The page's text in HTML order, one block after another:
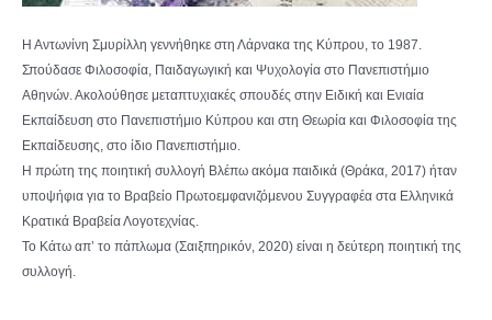
Η Αντωνίνη Σμυρίλλη γεννήθηκε στη Λάρνακα της Κύπρου, το 1987.
Σπούδασε Φιλοσοφία, Παιδαγωγική και Ψυχολογία στο Πανεπιστήμιο
Αθηνών. Ακολούθησε μεταπτυχιακές σπουδές στην Ειδική και Ενιαία
Εκπαίδευση στο Πανεπιστήμιο Κύπρου και στη Θεωρία και Φιλοσοφία της
Εκπαίδευσης, στο ίδιο Πανεπιστήμιο.
Η πρώτη της ποιητική συλλογή Βλέπω ακόμα παιδικά (Θράκα, 2017) ήταν
υποψήφια για το Βραβείο Πρωτοεμφανιζόμενου Συγγραφέα στα Ελληνικά
Κρατικά Βραβεία Λογοτεχνίας.
Το Κάτω απ’ το πάπλωμα (Σαιξπηρικόν, 2020) είναι η δεύτερη ποιητική της
συλλογή.